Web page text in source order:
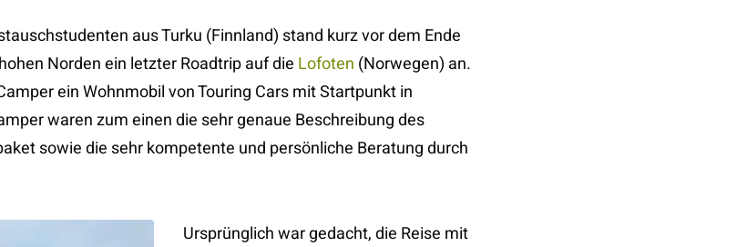
aus Turku (Finnland) stand kurz vor dem Ende
Norden ein letzter Roadtrip auf die Lofoten (Norwegen) an.
ein Wohnmobil von Touring Cars mit Startpunkt in
waren zum einen die sehr genaue Beschreibung des
sowie die sehr kompetente und persönliche Beratung durch
Ursprünglich war gedacht, die Reise mit